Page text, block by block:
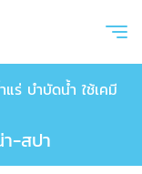
แร่ บำบัดน้ำ ใช้เคมี
-สปา